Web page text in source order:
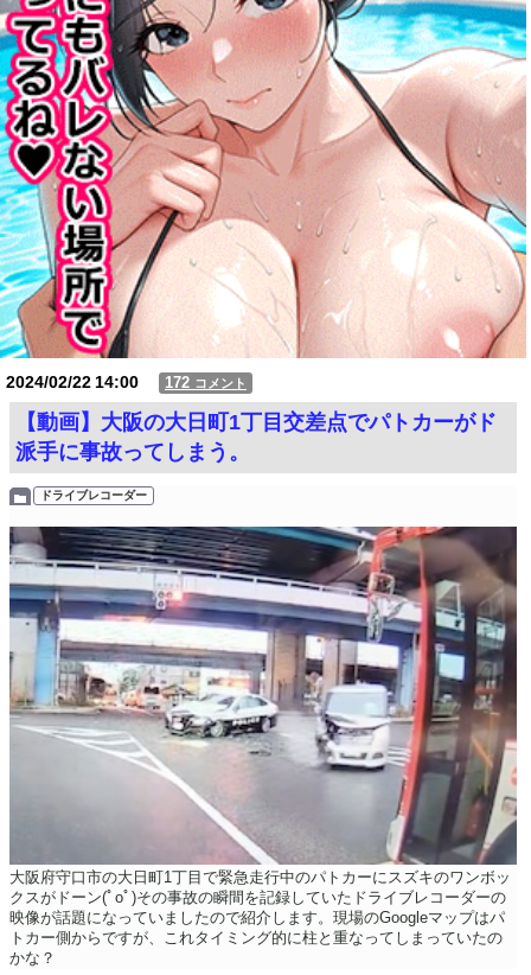
2024/02/2214:00 172 コメント
【動画】大阪の大日町1丁目交差点でパトカーがド
派手に事故ってしまう。
ドライブレコーダー
大阪府守口市の大日町1丁目で緊急走行中のパトカーにスズキのワンボッ
クスがドーン(ﾟoﾟ)その事故の瞬間を記録していたドライブレコーダーの
映像が話題になっていましたので紹介します。現場のGoogleマップはパ
トカー側からですが、これタイミング的に柱と重なってしまっていたの
かな？